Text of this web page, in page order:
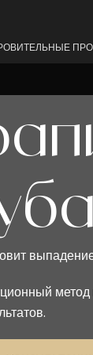
метод